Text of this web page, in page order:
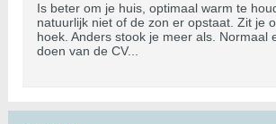
Is beter om je huis, optimaal warm te
natuurlijk niet of de zon er opstaat. Zit je
hoek. Anders stook je meer als. Normaal
doen van de CV...